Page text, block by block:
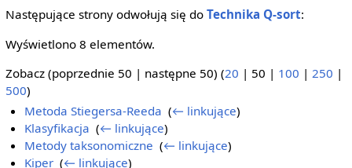
Następujące strony odwołują się do Technika Q-sort:
Wyświetlono 8 elementów.
Zobacz (poprzednie 50 | następne 50) (20 | 50 | 100 | 250 |
500)
Metoda Stiegersa-Reeda ‎(← linkujące)
Klasyfikacja ‎(← linkujące)
Metody taksonomiczne ‎(← linkujące)
Kiper ‎(← linkujące)